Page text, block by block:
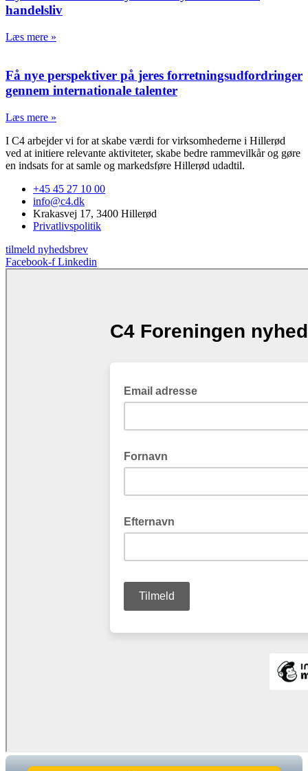
handelsliv
Læs mere »
Få nye perspektiver på jeres forretningsudfordringer
gennem internationale talenter
Læs mere »
I C4 arbejder vi for at skabe værdi for virksomhederne i Hillerød
ved at initiere relevante aktiviteter, skabe bedre rammevilkår og gøre
en indsats for at samle og markedsføre Hillerød udadtil.
+45 45 27 10 00
info@c4.dk
Krakasvej 17, 3400 Hillerød
Privatlivspolitik
tilmeld nyhedsbrev
Facebook-f Linkedin